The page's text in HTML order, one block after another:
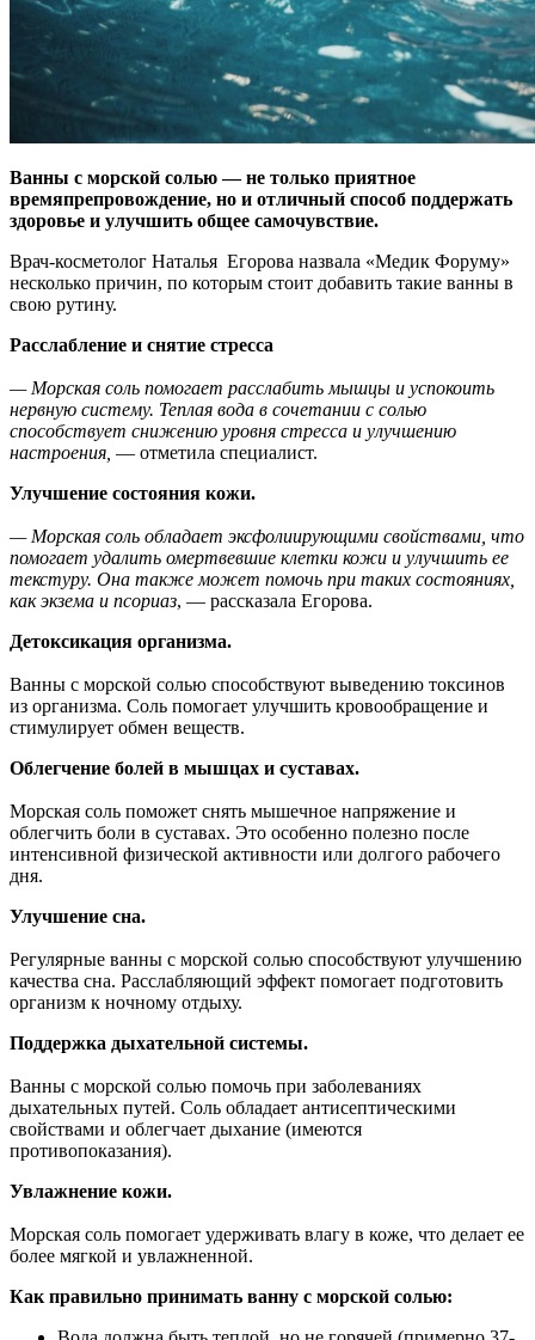
Ванны с морской солью — не только приятное
времяпрепровождение, но и отличный способ поддержать
здоровье и улучшить общее самочувствие.
Врач-косметолог Наталья Егорова назвала «Медик Форуму»
несколько причин, по которым стоит добавить такие ванны в
свою рутину.
Расслабление и снятие стресса
— Морская соль помогает расслабить мышцы и успокоить
нервную систему. Теплая вода в сочетании с солью
способствует снижению уровня стресса и улучшению
настроения, — отметила специалист.
Улучшение состояния кожи.
— Морская соль обладает эксфолиирующими свойствами, что
помогает удалить омертвевшие клетки кожи и улучшить ее
текстуру. Она также может помочь при таких состояниях,
как экзема и псориаз, — рассказала Егорова.
Детоксикация организма.
Ванны с морской солью способствуют выведению токсинов
из организма. Соль помогает улучшить кровообращение и
стимулирует обмен веществ.
Облегчение болей в мышцах и суставах.
Морская соль поможет снять мышечное напряжение и
облегчить боли в суставах. Это особенно полезно после
интенсивной физической активности или долгого рабочего
дня.
Улучшение сна.
Регулярные ванны с морской солью способствуют улучшению
качества сна. Расслабляющий эффект помогает подготовить
организм к ночному отдыху.
Поддержка дыхательной системы.
Ванны с морской солью помочь при заболеваниях
дыхательных путей. Соль обладает антисептическими
свойствами и облегчает дыхание (имеются
противопоказания).
Увлажнение кожи.
Морская соль помогает удерживать влагу в коже, что делает ее
более мягкой и увлажненной.
Как правильно принимать ванну с морской солью: